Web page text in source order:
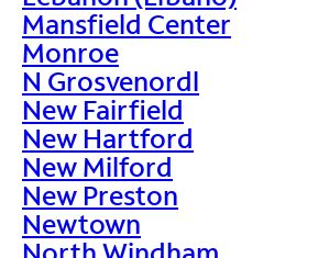
Mansfield Center
Monroe
N Grosvenordl
New Fairfield
New Hartford
New Milford
New Preston
Newtown